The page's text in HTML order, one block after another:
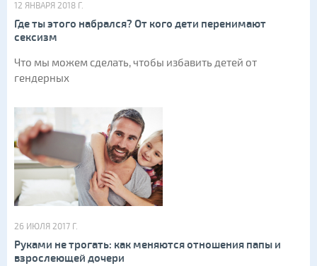
12 ЯНВАРЯ 2018 Г.
Где ты этого набрался? От кого дети перенимают
сексизм
Что мы можем сделать, чтобы избавить детей от
гендерных
26 ИЮЛЯ 2017 Г.
Руками не трогать: как меняются отношения папы и
взрослеющей дочери